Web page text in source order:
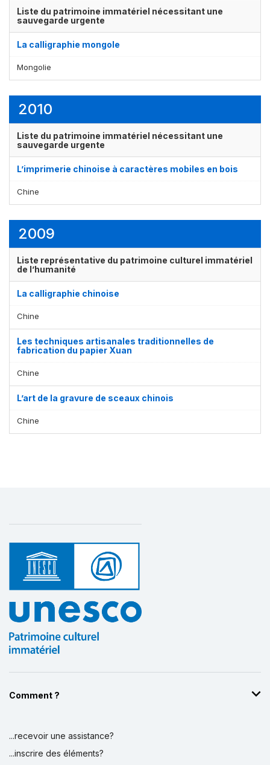
Liste du patrimoine immatériel nécessitant une
sauvegarde urgente
La calligraphie mongole
Mongolie
2010
Liste du patrimoine immatériel nécessitant une
sauvegarde urgente
L’imprimerie chinoise à caractères mobiles en bois
Chine
2009
Liste représentative du patrimoine culturel immatériel
de l’humanité
La calligraphie chinoise
Chine
Les techniques artisanales traditionnelles de
fabrication du papier Xuan
Chine
L’art de la gravure de sceaux chinois
Chine
Comment ?
...recevoir une assistance?
...inscrire des éléments?